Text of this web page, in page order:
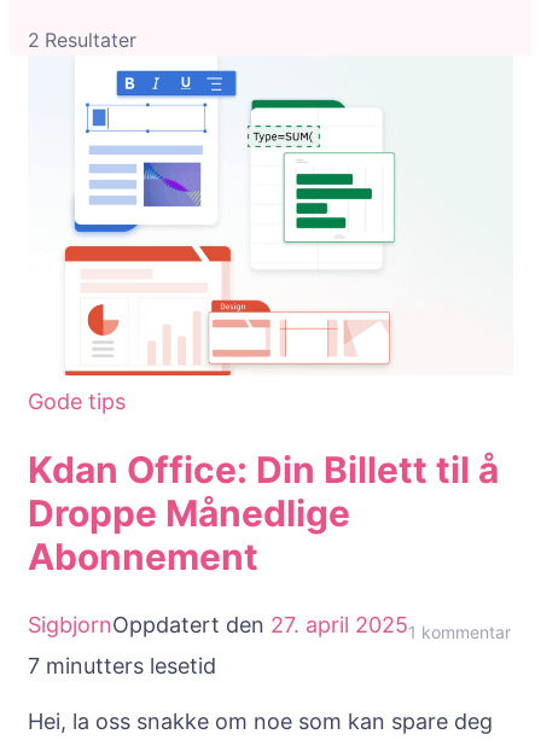
2 Resultater
Gode tips
Kdan Office: Din Billett til å
Droppe Månedlige
Abonnement
SigbjornOppdatert den 27. april 20251 kommentartil
7 minutters lesetid
Hei, la oss snakke om noe som kan spare deg